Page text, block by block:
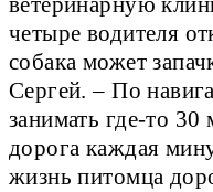
ветеринарную
четыре водителя
собака может
Сергей. – По
занимать где-то
дорога каждая
жизнь питомца